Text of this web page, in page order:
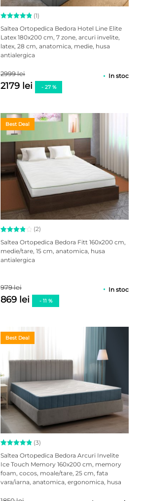
Evaluat la
5 pe baza
unei
singure
(1)
Saltea Ortopedica Bedora Hotel Line Elite
Latex 180x200 cm, 7 zone, arcuri invelite,
latex, 28 cm, anatomica, medie, husa
antialergica
2999 lei
2179 lei - 27 %
In stoc
Best Deal
Evaluat
la4.00
din 5
pe baza
2
clienți
(2)
Saltea Ortopedica Bedora Fitt 160x200 cm,
medie/tare, 15 cm, anatomica, husa
antialergica
979 lei
869 lei - 11 %
In stoc
Best Deal
Evaluat la
5.00din
5 pe baza
a
3
evaluări
de la
(3)
Saltea Ortopedica Bedora Arcuri Invelite
Ice Touch Memory 160x200 cm, memory
foam, cocos, moale/tare, 25 cm, fata
vara/iarna, anatomica, ergonomica, husa